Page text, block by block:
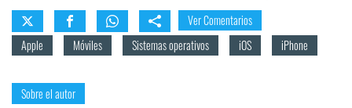
Ver Comentarios
Apple
Móviles Sistemas operativos iOS iPhone
Sobre el autor